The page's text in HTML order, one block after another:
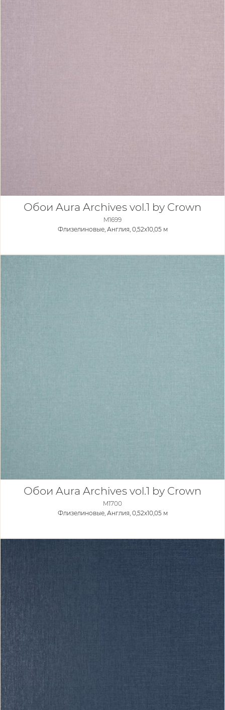
Обои Aura Archives vol.1 by Crown
M1699
Флизелиновые, Англия, 0,52x10,05 м
Обои Aura Archives vol.1 by Crown
M1700
Флизелиновые, Англия, 0,52x10,05 м